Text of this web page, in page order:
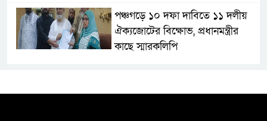
পঞ্চগড়ে ১০ দফা দাবিতে ১১ দলীয়
ঐক্যজোটের বিক্ষোভ, প্রধানমন্ত্রীর
কাছে স্মারকলিপি
ঘণ্টার ব্যবধানে স্ত্রীরও মৃত্যু, শোকে